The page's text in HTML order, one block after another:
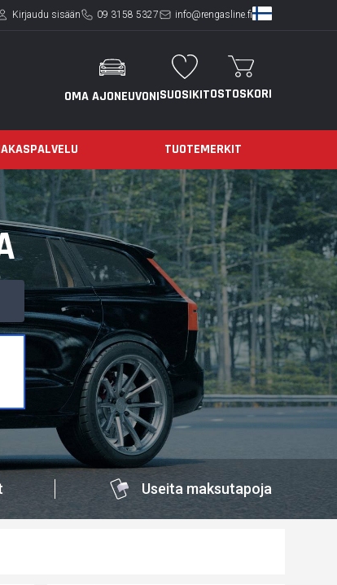
Kirjaudu sisään 09 3158 5327 info@rengasline.fi
OMA AJONEUVONISUOSIKITOSTOSKORI
TUOTEMERKIT
Useita maksutapoja